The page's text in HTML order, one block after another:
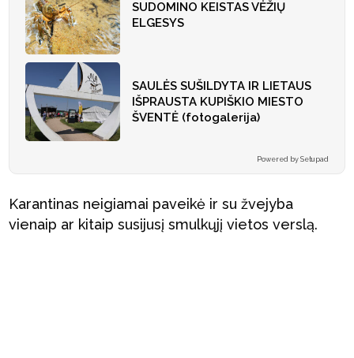
SUDOMINO KEISTAS VĖŽIŲ
ELGESYS
SAULĖS SUŠILDYTA IR LIETAUS
IŠPRAUSTA KUPIŠKIO MIESTO
ŠVENTĖ (fotogalerija)
Powered by Setupad
Karantinas neigiamai paveikė ir su žvejyba
vienaip ar kitaip susijusį smulkųjį vietos verslą.